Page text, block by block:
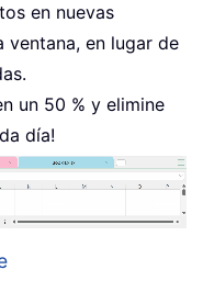
en nuevas
ventana, en lugar de
un 50 % y elimine
día!